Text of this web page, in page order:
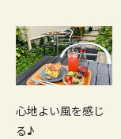
心地よい風を感じ
る♪